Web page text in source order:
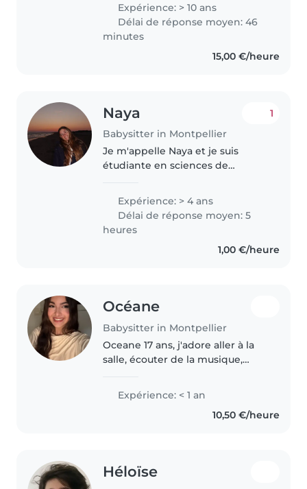
ans de psychologie, j'ai le titre
d'assistante maternelle..
Expérience: > 10 ans
Délai de réponse moyen: 46
minutes
15,00 €/heure
Naya
Babysitter in Montpellier
1
Je m'appelle Naya et je suis
étudiante en sciences de
des écoles a toujours été une
vocation pour moi. Dans cette
optique, j'ai obtenu mon BAFA
Expérience: > 4 ans
Délai de réponse moyen: 5
heures
1,00 €/heure
Océane
Babysitter in Montpellier
Oceane 17 ans, j'adore aller à la
salle, écouter de la musique,
finalement ! Je suis aussi un
moulin à paroles lorsque je suis
moins timide haha. Je..
Expérience: < 1 an
10,50 €/heure
Héloïse